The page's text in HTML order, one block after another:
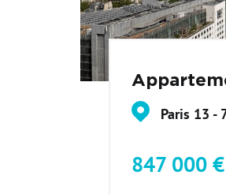
Paris 13 -
847 000 €